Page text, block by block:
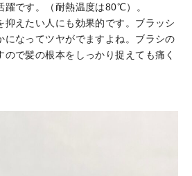
躍です。（耐熱温度は80℃）。
抑えたい人にも効果的です。ブラッシ
になってツヤがでますよね。ブラシの
で髪の根本をしっかり捉えても痛く